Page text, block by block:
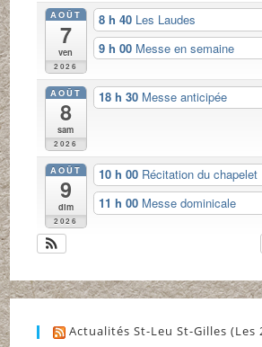
AOÛT
7
ven
2026
8 h 40 Les Laudes
9 h 00 Messe en semaine
AOÛT
8
sam
2026
18 h 30 Messe anticipée
AOÛT
9
dim
2026
10 h 00 Récitation du chapelet
11 h 00 Messe dominicale
Actualités St-Leu St-Gilles (Les